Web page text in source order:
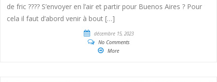
de fric ???? S’envoyer en l’air et partir pour Buenos Aires ? Pour
cela il faut d’abord venir à bout […]
décembre 15, 2023
No Comments
More